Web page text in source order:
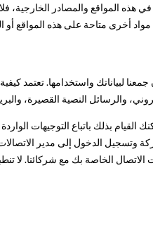
هذه المواقع والمصادر الخارجية،
أخرى متاحة على هذه المواقع أو
لبياناتك واستخدامها. تعتمد
والرسائل النصية القصيرة،
بذلك باتباع التوجيهات
وتسجيل الدخول إلى مدير
الاتصال الخاصة بك مع شركائنا. لا